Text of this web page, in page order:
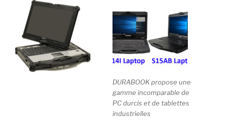
DURABOOK propose une
gamme incomparable de
PC durcis et de tablettes
industrielles